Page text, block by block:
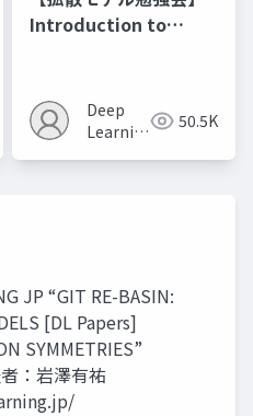
Introduction to
Deep
Learning
50.5K
JP “GIT RE-BASIN:
[DL Papers]
SYMMETRIES”
：岩澤有祐